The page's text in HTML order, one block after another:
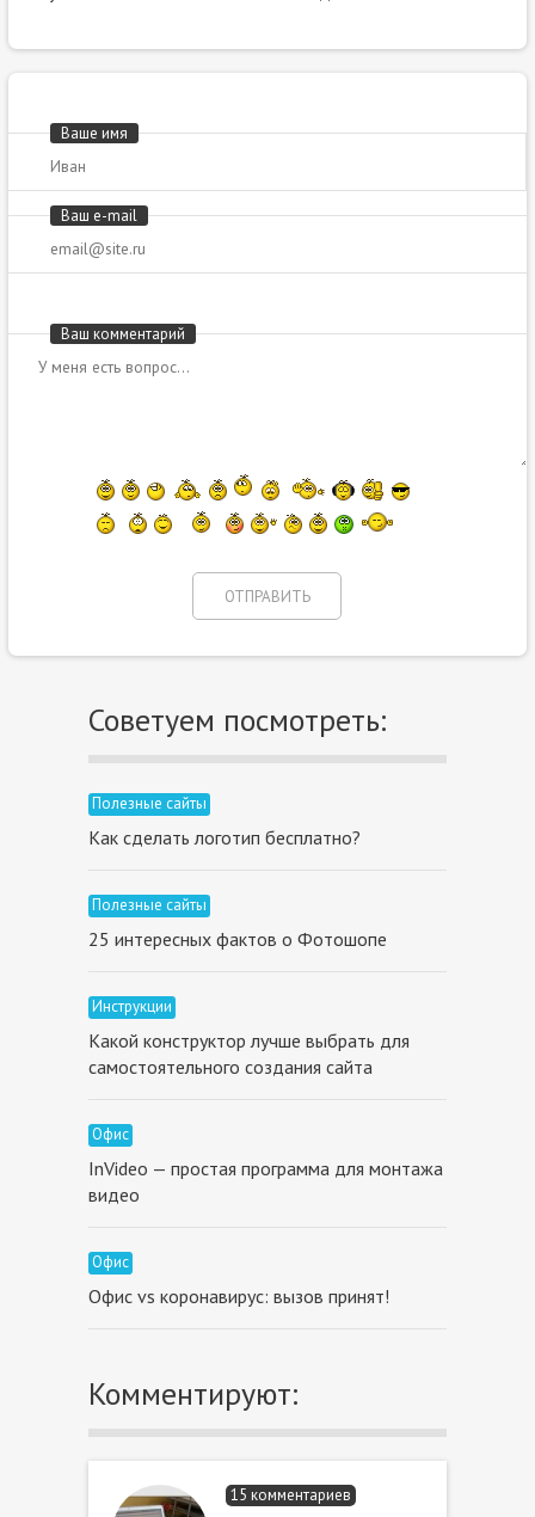
Ваше имя
Ваш e-mail
Ваш комментарий
Советуем посмотреть:
Полезные сайты
Как сделать логотип бесплатно?
Полезные сайты
25 интересных фактов о Фотошопе
Инструкции
Какой конструктор лучше выбрать для
самостоятельного создания сайта
Офис
InVideo — простая программа для монтажа
видео
Офис
Офис vs коронавирус: вызов принят!
Комментируют:
15 комментариев